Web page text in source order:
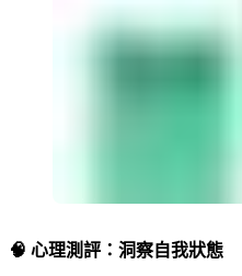
🧠 心理測評：洞察自我狀態